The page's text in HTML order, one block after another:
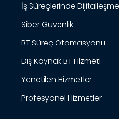
İş Süreçlerinde Dijitalleşme
Siber Güvenlik
BT Süreç Otomasyonu
Dış Kaynak BT Hizmeti
Yönetilen Hizmetler
Profesyonel Hizmetler